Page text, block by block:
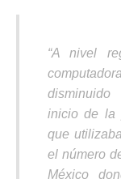
“A nivel
inicio de la
que
el número
México